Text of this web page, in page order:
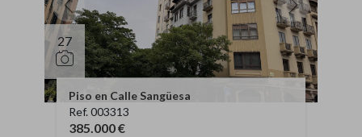
27
Piso en Calle Sangüesa
Ref. 003313
385.000 €